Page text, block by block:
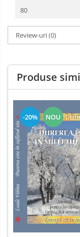
80
Review-uri(0)
Produse
-20% NOU